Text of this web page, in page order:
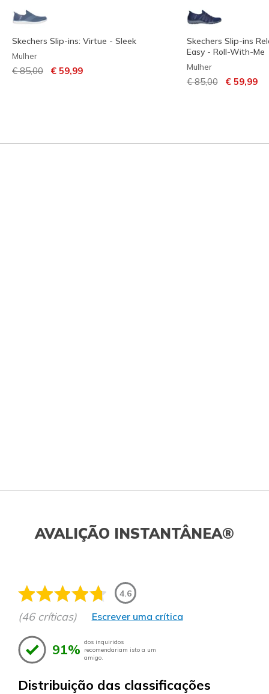
Skechers Slip-ins: Virtue - Sleek
Mulher
Preço com desconto de
€ 85,00 para
€ 59,99
Skechers Slip-ins
Easy - Roll-With-Me
Mulher
Preço com
€ 85,00para
€ 59,99
AVALIÇÃO INSTANTÂNEA®
4.6
(46 críticas) Escrever uma crítica
91% dos inquiridos
recomendariam isto a um
amigo.
Distribuição das classificações